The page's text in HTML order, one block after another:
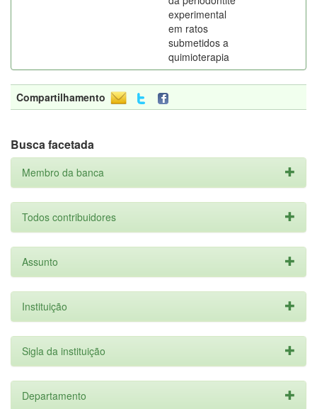
experimental
em ratos
submetidos a
quimioterapia
Compartilhamento
Busca facetada
Membro da banca
Todos contribuidores
Assunto
Instituição
Sigla da instituição
Departamento